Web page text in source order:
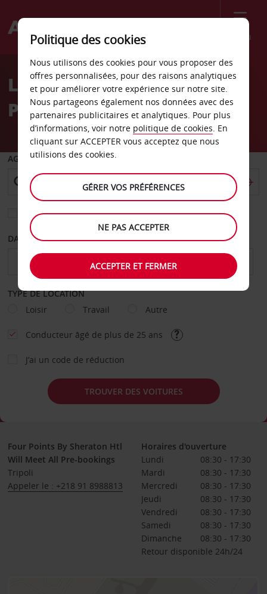
Menu
Welcome
AvisLocation de voiture Four
Points By Sheraton Tripoli
AGENCE DE DÉPART
Sélectionnez une autre agence de retour
DATE DE DÉPART DATE DE RETOUR
TYPE DE LOCATION
Loisir
Travail Autre
Conducteur âgé de plus de 25 ans
J’ai un code de réduction
TROUVER DES VOITURES
Four Points By Sheraton Htl
Will Meet All Pre-bookings
Tripoli
Appeler le : +218 91 8988813
Horaires d'ouverture
Lundi
08:30 - 17:30
Mardi
08:30 - 17:30
Mercredi
08:30 - 17:30
Jeudi
08:30 - 17:30
Vendredi
08:30 - 17:30
Samedi
08:30 - 17:30
Dimanche
08:30 - 17:30
Retour disponible 24h/24
Politique des cookies
Nous utilisons des cookies pour vous proposer des
offres personnalisées, pour des raisons analytiques
et pour améliorer votre expérience sur notre site.
Nous partageons également nos données avec des
partenaires publicitaires et analytiques. Pour plus
d’informations, voir notre politique de cookies. En
cliquant sur ACCEPTER vous acceptez que nous
utilisions des cookies.
GÉRER VOS PRÉFÉRENCES
NE PAS ACCEPTER
ACCEPTER ET FERMER